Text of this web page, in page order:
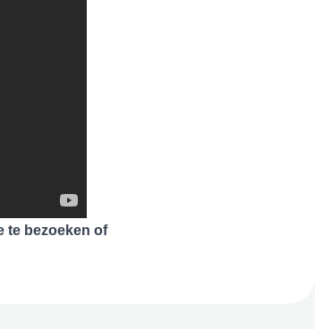
te bezoeken of